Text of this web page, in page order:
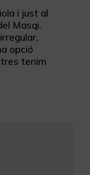
i just al
Masqi.
opció
tenim